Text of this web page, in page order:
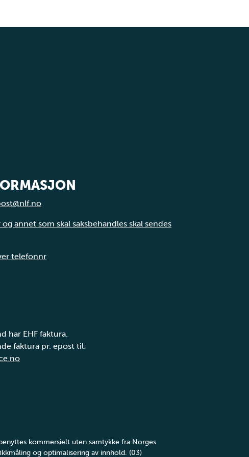
annet som skal saksbehandles skal sendes
telefonnr
har EHF faktura.
faktura pr. epost til:
kommersielt uten samtykke fra Norges
og optimalisering av innhold. (03)